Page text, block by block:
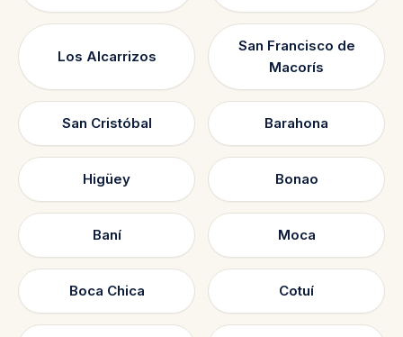
Los Alcarrizos
San Francisco de
Macorís
San Cristóbal Barahona
Higüey Bonao
Baní Moca
Boca Chica Cotuí